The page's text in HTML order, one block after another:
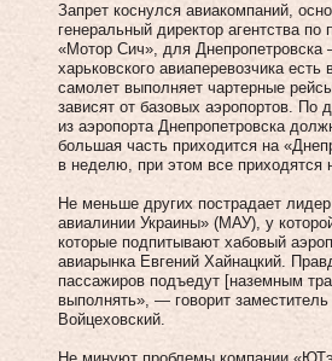
Запрет коснулся авиакомпаний,
генеральный директор агентства
«Мотор Сич», для
харьковского авиаперевозчика
самолет выполняет чартерные
зависят от базовых аэропортов. По
из аэропорта Днепропетровска
большая часть приходится на
в неделю, при этом все приходятся
Не меньше других пострадает
авиалинии Украины» (МАУ), у
которые подпитывают хабовый
авиарынка Евгений Хайнацкий.
пассажиров подъедут [наземным
выполнять», — говорит
Войцеховский.